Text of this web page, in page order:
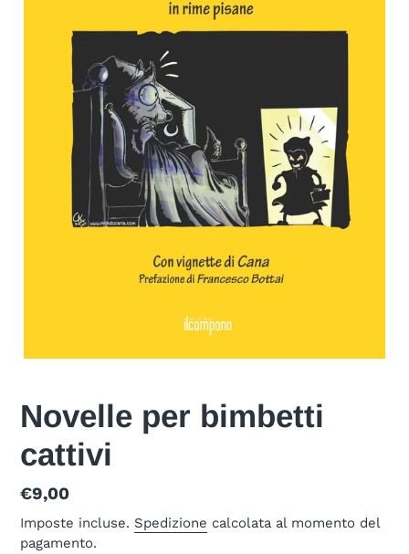
Novelle per bimbetti
cattivi
Prezzo
di
listino
€9,00
Imposte incluse. Spedizione calcolata al momento del
pagamento.